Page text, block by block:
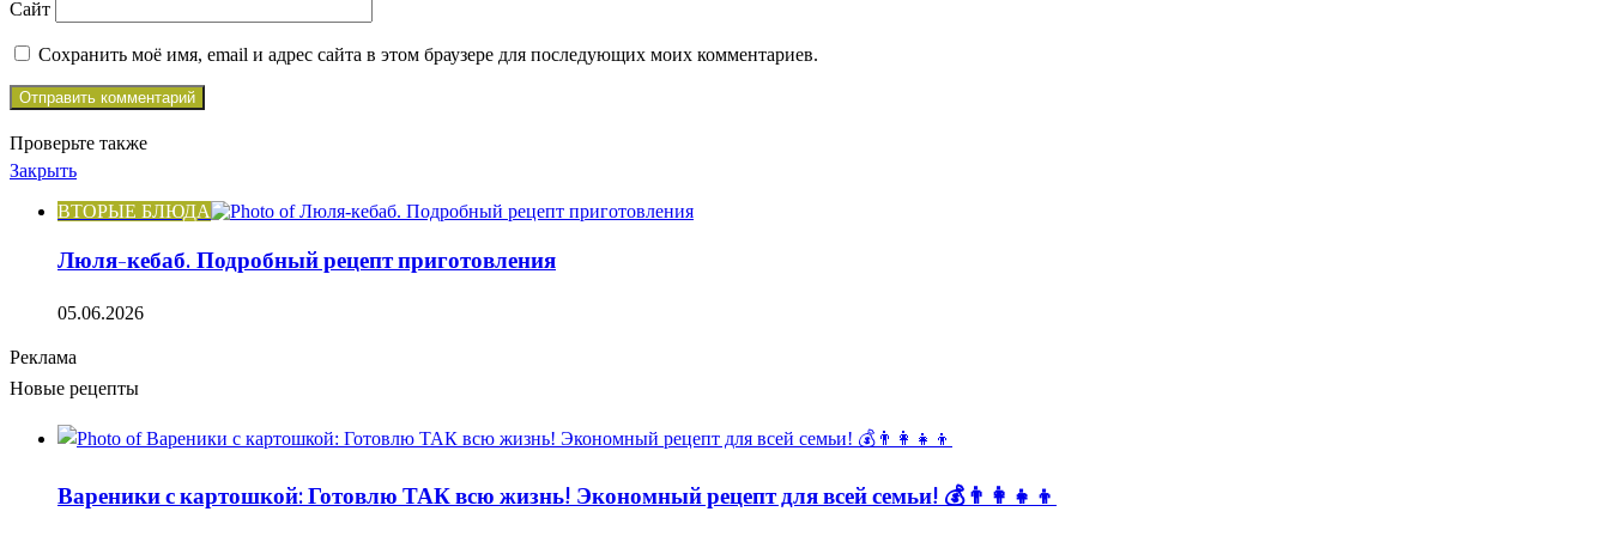
Сайт
Сохранить моё имя, email и адрес сайта в этом браузере для последующих моих комментариев.
Проверьте также
Закрыть
ВТОРЫЕ БЛЮДА
Люля-кебаб. Подробный рецепт приготовления
05.06.2026
Реклама
Новые рецепты
Вареники с картошкой: Готовлю ТАК всю жизнь! Экономный рецепт для всей семьи! 💰👨👩👧👦